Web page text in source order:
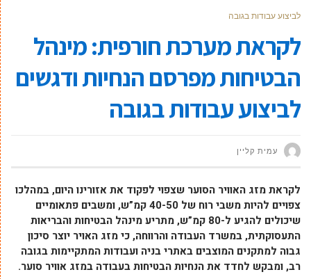
לביצוע עבודות בגובה
לקראת מערכת חורפית: מינהל
הבטיחות מפרסם הנחיות ודגשים
לביצוע עבודות בגובה
עמית קליין
לקראת מזג האוויר הסוער שצפוי לפקוד את אזורינו היום, במהלכו
צפויים להיות משבי רוח של 40-50 קמ”ש, ומשבים פתאומיים
שיכולים להגיע ל-80 קמ”ש, מתריע מינהל הבטיחות והבריאות
התעסוקתית, במשרד העבודה והרווחה, כי מזג האויר יוצר סיכון
גבוה למתקנים המוצבים באתרי בניה ועבודות המתקיימות בגובה
רב, ומבקש לחדד את הנחיות הבטיחות בעבודה במזג אוויר סוער.